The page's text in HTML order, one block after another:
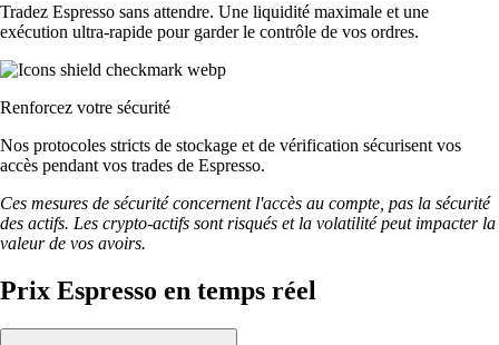
Tradez Espresso sans attendre. Une liquidité maximale et une
exécution ultra-rapide pour garder le contrôle de vos ordres.
Renforcez votre sécurité
Nos protocoles stricts de stockage et de vérification sécurisent vos
accès pendant vos trades de Espresso.
Ces mesures de sécurité concernent l'accès au compte, pas la sécurité
des actifs. Les crypto-actifs sont risqués et la volatilité peut impacter la
valeur de vos avoirs.
Prix Espresso en temps réel